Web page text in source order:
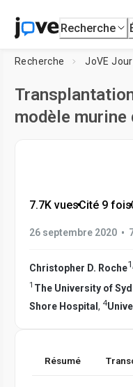
Recherche
Recherche JoVE
modèle murine
7.7K vues•Cité 9 fois•
26 septembre 2020 •
Christopher D. Roche1,
1 The University of
Shore Hospital , 4
Résumé